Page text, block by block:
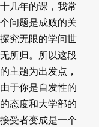
几年的课，我常
问题是成败的关
究无限的学问世
所归。所以这段
主题为出发点，
于你是自发性的
态度和大学部的
受者变成是一个